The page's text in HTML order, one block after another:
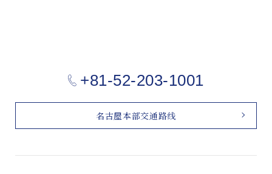
+81-52-203-1001
名古屋本部交通路线